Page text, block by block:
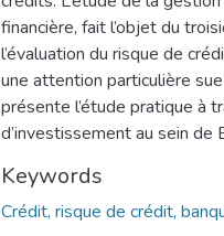
financière, fait l’objet du
l’évaluation du risque de
une attention particulière
présente l’étude pratique à
d’investissement au sein de
Keywords
Crédit, risque de crédit,